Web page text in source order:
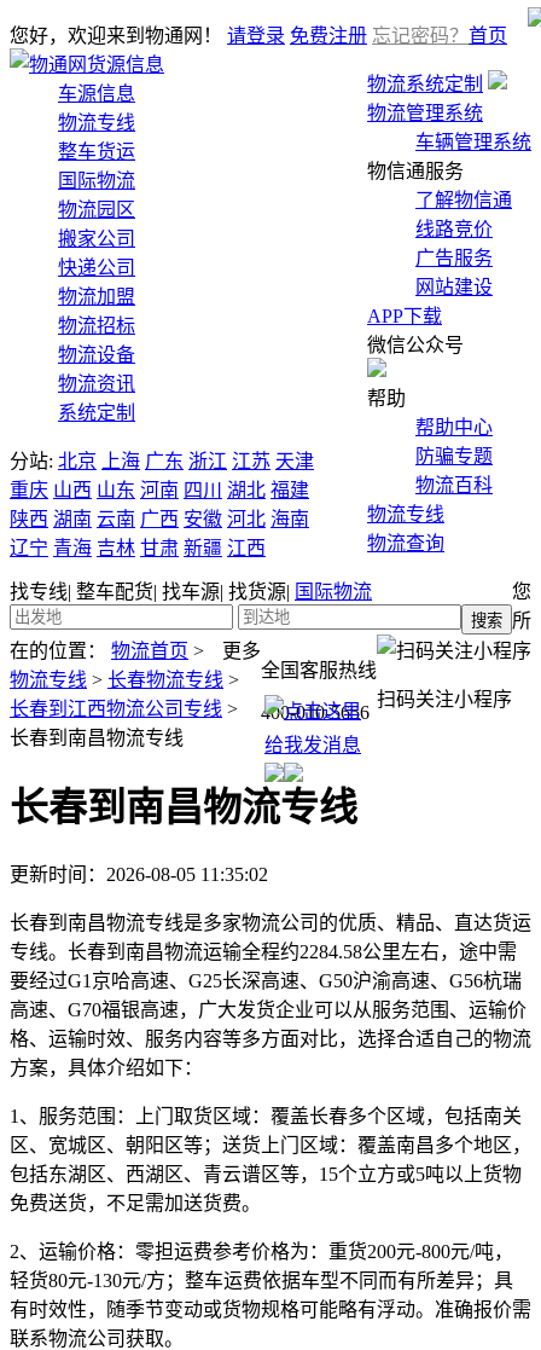
您好，欢迎来到物通网！ 请登录 免费注册 忘记密码？
物流系统定制
物流管理系统
车辆管理系统
物信通服务
了解物信通
线路竞价
广告服务
网站建设
APP下载
微信公众号
帮助
帮助中心
防骗专题
物流百科
物流专线
物流查询
找专线| 整车配货| 找车源| 找货源| 国际物流
全国客服热线
400-010-5656
扫码关注小程序
首页
货源信息
车源信息
物流专线
整车货运
国际物流
物流园区
搬家公司
快递公司
物流加盟
物流招标
物流设备
物流资讯
系统定制
分站: 北京 上海 广东 浙江 江苏 天津
重庆 山西 山东 河南 四川 湖北 福建
陕西 湖南 云南 广西 安徽 河北 海南
辽宁 青海 吉林 甘肃 新疆 江西
更多
您
所
在的位置：
物流首页 >
物流专线 > 长春物流专线 >
长春到江西物流公司专线 >
长春到南昌物流专线
长春到南昌物流专线
更新时间：2026-08-05 11:35:02
长春到南昌物流专线是多家物流公司的优质、精品、直达货运
专线。长春到南昌物流运输全程约2284.58公里左右，途中需
要经过G1京哈高速、G25长深高速、G50沪渝高速、G56杭瑞
高速、G70福银高速，广大发货企业可以从服务范围、运输价
格、运输时效、服务内容等多方面对比，选择合适自己的物流
方案，具体介绍如下：
1、服务范围：
上门取货区域：覆盖长春多个区域，包括南关
区、宽城区、朝阳区等；送货上门区域：覆盖南昌多个地区，
包括东湖区、西湖区、青云谱区等，15个立方或5吨以上货物
免费送货，不足需加送货费。
2、运输价格： 零担运费参考价格为： 重货200元-800元/吨，
轻货80元-130元/方 ；整车运费依据车型不同而有所差异；具
有时效性，随季节变动或货物规格可能略有浮动。准确报价需
联系物流公司获取。